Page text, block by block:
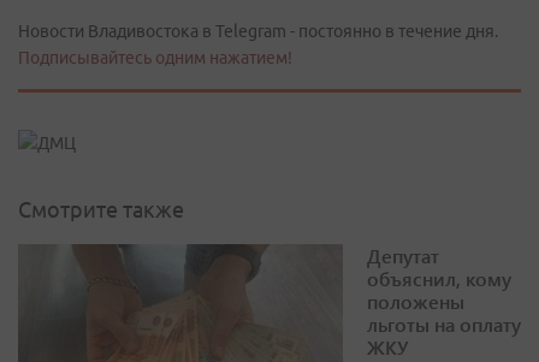
Новости Владивостока в Telegram - постоянно в течение дня.
Подписывайтесь одним нажатием!
Смотрите также
Депутат
объяснил, кому
положены
льготы на оплату
ЖКУ